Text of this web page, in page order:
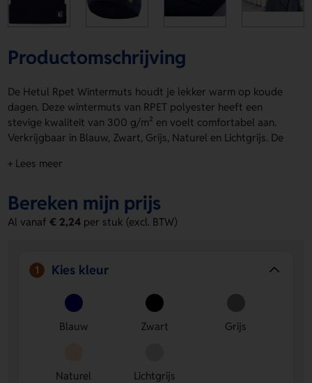
Productomschrijving
De Hetul Rpet Wintermuts houdt je lekker warm op koude
dagen. Deze wintermuts van RPET polyester heeft een
stevige kwaliteit van 300 g/m² en voelt comfortabel aan.
Verkrijgbaar in Blauw, Zwart, Grijs, Naturel en Lichtgrijs. De
een duurzame insteek. Laat de voorzijde bedrukken met een
Bestel of vraag een prijs op.
Voordelen van de Hetul Rpet
Warm en comfortabel
- De dikke 300 g/m² kwaliteit
helpt je goed warm te blijven.
Persoonlijk te bedrukken- Op de voorzijde kun je een
logo, naam of eigen ontwerp laten aanbrengen.
Keuze uit meerdere kleuren- Kies uit Blauw, Zwart,
+ Lees meer
Bereken mijn prijs
Al vanaf€ 2,24 per stuk (excl. BTW)
1 Kies kleur
Blauw Zwart Grijs
Naturel Lichtgrijs